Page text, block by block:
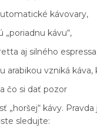
kávovary,
kávu“,
aj silného espressa.
arabikou vzniká
čo si dať pozor
„horšej“ kávy.
sledujte: